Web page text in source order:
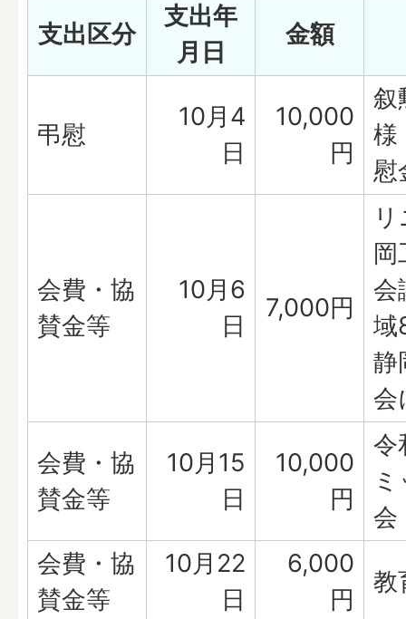
支出区分
支出年
月日
金額
弔慰
10月4
日
10,000
円
叙
様
慰
会費・協
賛金等
10月6
日
7,000円
岡
会
域
静
会
会費・協
賛金等
10月15
日
10,000
円
令
会
会費・協
賛金等
10月22
日
6,000
円
教